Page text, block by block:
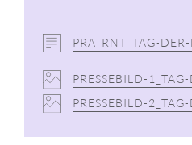
PRA_RNT_TAG-
PRESSEBILD-1_TAG-
PRESSEBILD-2_TAG-